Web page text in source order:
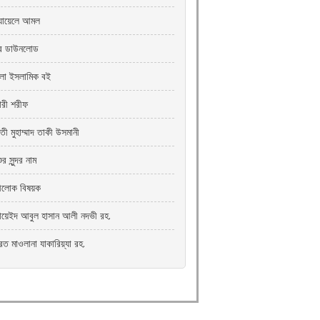
আমল
ডাউনলোড
ইসলামিক বই
শরীফ
মুহাম্মাদ তাকী উসমানী
সুন্দর নাম
বিষয়ক
আবুল হাসান আলী নদভী রহ.
মাওলানা যাকারিয়্যা রহ.